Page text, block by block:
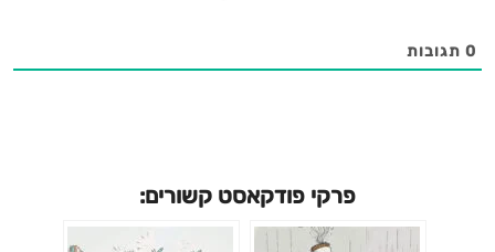
0 תגובות
פרקי פודקאסט קשורים: